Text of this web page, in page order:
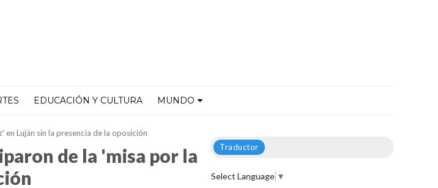
EDUCACIÓN Y CULTURA MUNDO
Luján sin la presencia de la oposición
de la 'misa por la
Traductor
Select Language ▼